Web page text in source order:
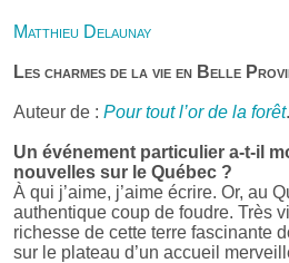
Matthieu Delaunay
Les charmes de la vie en Belle
Auteur de : Pour tout l’or de la forêt.
Un événement particulier a-t-il
nouvelles sur le Québec ?
À qui j’aime, j’aime écrire. Or, au
authentique coup de foudre. Très
richesse de cette terre fascinante
sur le plateau d’un accueil